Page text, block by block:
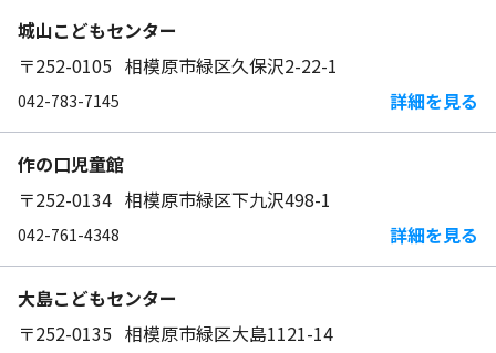
城山こどもセンター
〒252-0105 相模原市緑区久保沢2-22-1
042-783-7145 詳細を見る
作の口児童館
〒252-0134 相模原市緑区下九沢498-1
042-761-4348 詳細を見る
大島こどもセンター
〒252-0135 相模原市緑区大島1121-14